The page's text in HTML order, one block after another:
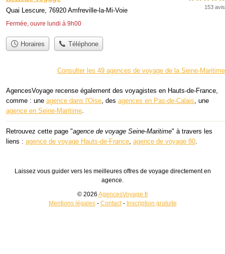
Quai Lescure, 76920 Amfreville-la-Mi-Voie
Fermée, ouvre lundi à 9h00
153 avis
Horaires Téléphone
Consulter les 49 agences de voyage de la Seine-Maritime
AgencesVoyage recense également des voyagistes en Hauts-de-France,
comme : une agence dans l'Oise, des agences en Pas-de-Calais, une
agence en Seine-Maritime.
Retrouvez cette page "agence de voyage Seine-Maritime" à travers les
liens : agence de voyage Hauts-de-France, agence de voyage 80.
Laissez vous guider vers les meilleures offres de voyage directement en
agence.
© 2026 AgencesVoyage.fr
Mentions légales- Contact- Inscription gratuite